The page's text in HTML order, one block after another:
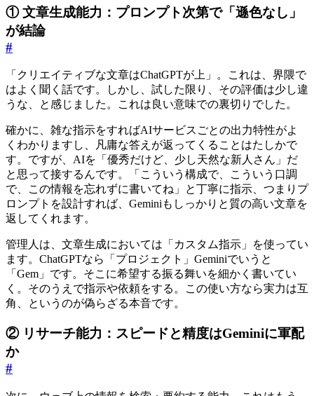
① 文章生成能力：プロンプト次第で「遜色なし」
が結論
#
「クリエイティブな文章はChatGPTが上」。これは、界隈で
はよく聞く話です。しかし、試した限り、その評価は少し違
うな、と感じました。これは良い意味での裏切りでした。
確かに、雑な指示をすればAIサービスごとの出力特性がよ
くわかりますし、凡庸な答えが返ってくることはたしかで
す。ですが、AIを「優秀だけど、少し天然な新人さん」だ
と思って接するんです。「こういう構成で、こういう口調
で、この情報を忘れずに書いてね」と丁寧に指示、つまりプ
ロンプトを設計すれば、Geminiもしっかりと質の高い文章を
返してくれます。
管理人は、文章生成においては「カスタム指示」を使ってい
ます。ChatGPTなら「プロジェクト」Geminiでいうと
「Gem」です。そこに希望する振る舞いを細かく書いてい
く。そのうえで指示や依頼をする。この使い方なら実力は互
角、というのが偽らざる本音です。
② リサーチ能力：スピードと精度はGeminiに軍配
か
#